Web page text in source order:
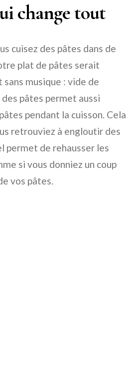
change tout
cuisez des pâtes dans de
plat de pâtes serait
sans musique : vide de
des pâtes permet aussi
pendant la cuisson. Cela
retrouviez à engloutir des
permet de rehausser les
si vous donniez un coup
vos pâtes.